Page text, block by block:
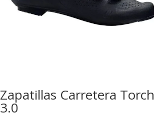
Zapatillas Carretera Torch
3.0